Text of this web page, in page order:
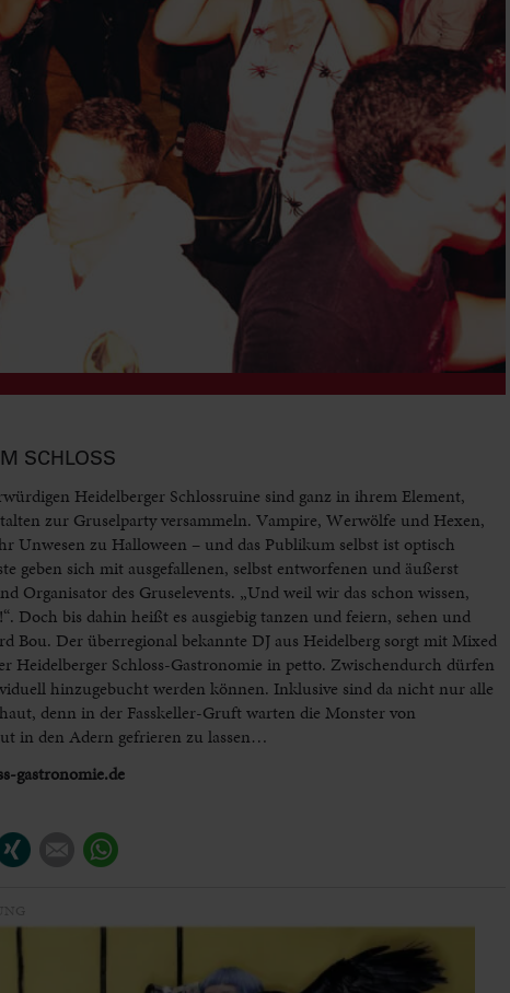
SCHLOSS
Heidelberger Schlossruine sind ganz in ihrem Element,
zur Gruselparty versammeln. Vampire, Werwölfe und Hexen,
zu Halloween – und das Publikum selbst ist optisch
geben sich mit ausgefallenen, selbst entworfenen und äußerst
Organisator des Gruselevents. „Und weil wir das schon wissen,
Doch bis dahin heißt es ausgiebig tanzen und feiern, sehen und
Bou. Der überregional bekannte DJ aus Heidelberg sorgt mit Mixed
Schloss-Gastronomie in petto. Zwischendurch dürfen
hinzugebucht werden können. Inklusive sind da nicht nur alle
denn in der Fasskeller-Gruft warten die Monster von
in den Adern gefrieren zu lassen…
gastronomie.de
E-mail